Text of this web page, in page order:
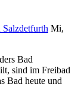
Mi,
Bad
sind im Freibad
Bad heute und